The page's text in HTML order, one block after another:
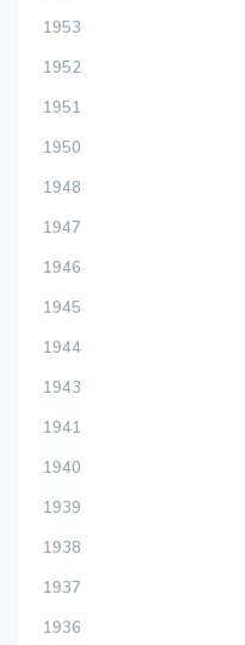
1953
1952
1951
1950
1948
1947
1946
1945
1944
1943
1941
1940
1939
1938
1937
1936